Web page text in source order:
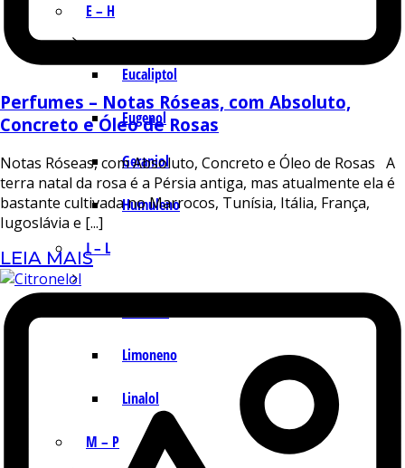
E – H
Eucaliptol
Eugenol
Geraniol
Humuleno
I – L
Limoneno
Linalol
M – P
Perfumes – Notas Róseas, com Absoluto,
Concreto e Óleo de Rosas
Notas Róseas, com Absoluto, Concreto e Óleo de Rosas A
terra natal da rosa é a Pérsia antiga, mas atualmente ela é
bastante cultivada no Marrocos, Tunísia, Itália, França,
Iugoslávia e [...]
LEIA MAIS